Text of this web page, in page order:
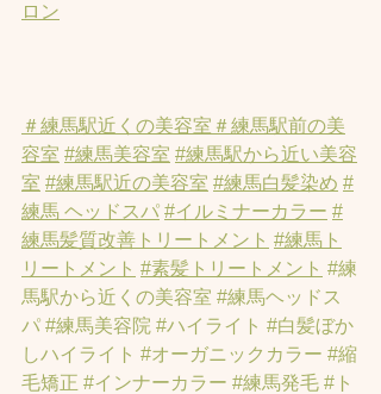
ロン
＃練馬駅近くの美容室 ＃練馬駅前の美
容室 #練馬美容室 #練馬駅から近い美容
室 #練馬駅近の美容室 #練馬白髪染め #
練馬 ヘッドスパ #イルミナーカラー #
練馬髪質改善トリートメント #練馬ト
リートメント #素髪トリートメント #練
馬駅から近くの美容室 #練馬ヘッドス
パ #練馬美容院 #ハイライト #白髪ぼか
しハイライト #オーガニックカラー #縮
毛矯正 #インナーカラー #練馬発毛 #ト